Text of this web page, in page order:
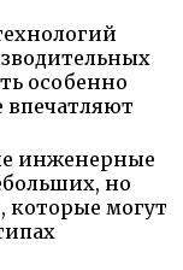
особенно
впечатляют
инженерные
но
которые могут